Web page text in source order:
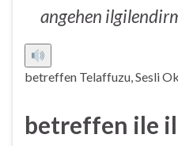
angehen
betreffen Telaffuzu, Sesli
betreffen ile